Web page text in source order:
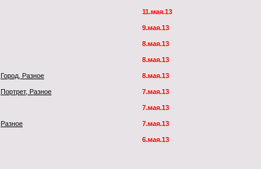
11.мая.13
9.мая.13
8.мая.13
8.мая.13
Город, Разное 8.мая.13
Портрет, Разное 7.мая.13
7.мая.13
Разное 7.мая.13
6.мая.13